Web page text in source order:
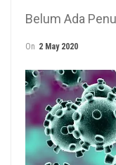
Belum Ada
On 2 May 2020